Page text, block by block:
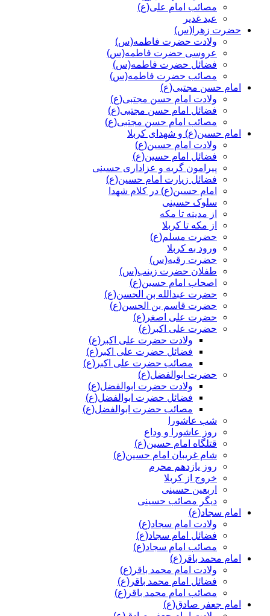
مصائب امام علی(ع)
عید غدیر
حضرت زهرا(س)
ولادت حضرت فاطمه(س)
عروسی حضرت فاطمه(س)
فضائل حضرت فاطمه(س)
مصائب حضرت فاطمه(س)
امام حسن مجتبی(ع)
ولادت امام حسن مجتبی(ع)
فضائل امام حسن مجتبی(ع)
مصائب امام حسن مجتبی(ع)
امام حسین(ع) و شهدای کربلا
ولادت امام حسین(ع)
فضائل امام حسین(ع)
پیرامون گریه و عزاداری حسینی
فضائل زیارت امام حسین(ع)
امام حسین(ع) در کلام شهدا
سلوک حسینی
از مدینه تا مکه
از مکه تا کربلا
حضرت مسلم(ع)
ورود به کربلا
حضرت رقیه(س)
طفلان حضرت زینب(س)
اصحاب امام حسین(ع)
حضرت عبدالله بن الحسن(ع)
حضرت قاسم بن الحسن(ع)
حضرت علی اصغر(ع)
حضرت علی اکبر(ع)
ولادت حضرت علی اکبر(ع)
فضائل حضرت علی اکبر(ع)
مصائب حضرت علی اکبر(ع)
حضرت ابوالفضل(ع)
ولادت حضرت ابوالفضل(ع)
فضائل حضرت ابوالفضل(ع)
مصائب حضرت ابوالفضل(ع)
شب عاشورا
روز عاشورا و وداع
قتلگاه امام حسین(ع)
شام غریبان امام حسین(ع)
روز یازدهم محرم
خروج از کربلا
اربعین حسینی
دیگر مصائب حسینی
امام سجاد(ع)
ولادت امام سجاد(ع)
فضائل امام سجاد(ع)
مصائب امام سجاد(ع)
امام محمد باقر(ع)
ولادت امام محمد باقر(ع)
فضائل امام محمد باقر(ع)
مصائب امام محمد باقر(ع)
امام جعفر صادق(ع)